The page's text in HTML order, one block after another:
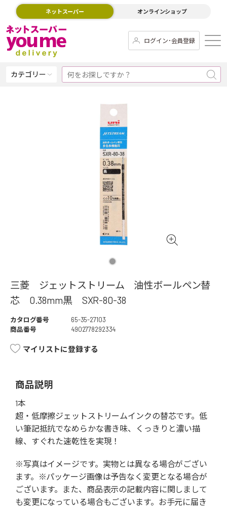
ネットスーパー オンラインショップ
ログイン･会員登録
カテゴリー
三菱 ジェットストリーム 油性ボールペン替
芯 0.38mm黒 SXR-80-38
カタログ番号
65-35-27103
商品番号
4902778292334
マイリストに登録する
商品説明
1本
超・低摩擦ジェットストリームインクの替芯です。低
い筆記抵抗でなめらかな書き味、くっきりと濃い描
線、すぐれた速乾性を実現！
※写真はイメージです。実物とは異なる場合がござい
ます。※パッケージ画像は予告なく変更となる場合が
ございます。また、商品表示の記載内容に関しまして
も変更になっている場合もございます。お手元に届き